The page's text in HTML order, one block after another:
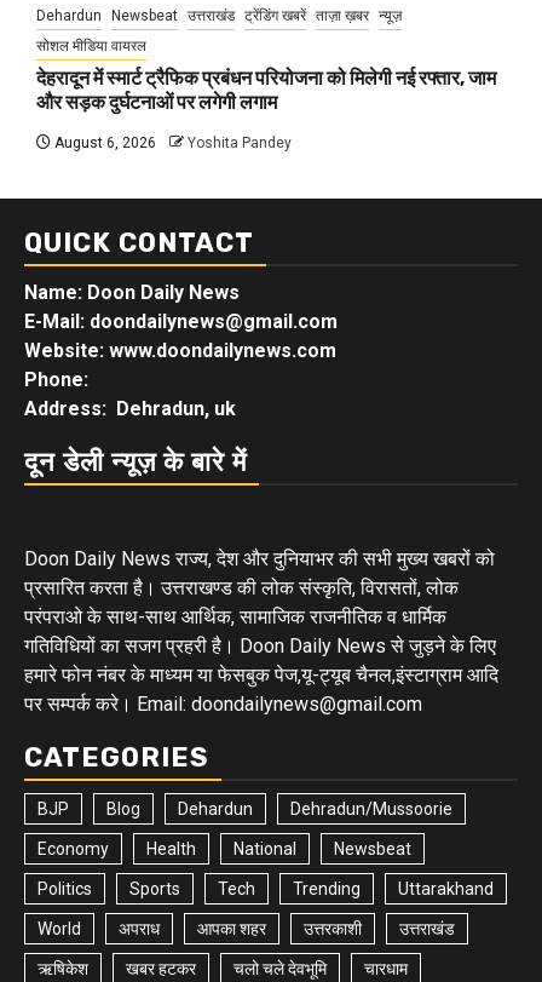
Dehardun Newsbeat उत्तराखंड ट्रेंडिंग खबरें ताज़ा ख़बर न्यूज़
सोशल मीडिया वायरल
देहरादून में स्मार्ट ट्रैफिक प्रबंधन परियोजना को मिलेगी नई रफ्तार, जाम
और सड़क दुर्घटनाओं पर लगेगी लगाम
August 6, 2026 Yoshita Pandey
QUICK CONTACT
Name: Doon Daily News
E-Mail: doondailynews@gmail.com
Website: www.doondailynews.com
Phone:
Address: Dehradun, uk
दून डेली न्यूज़ के बारे में
Doon Daily News राज्य, देश और दुनियाभर की सभी मुख्य खबरों को
प्रसारित करता है। उत्तराखण्ड की लोक संस्कृति, विरासतों, लोक
परंपराओ के साथ-साथ आर्थिक, सामाजिक राजनीतिक व धार्मिक
गतिविधियों का सजग प्रहरी है। Doon Daily News से जुड़ने के लिए
हमारे फोन नंबर के माध्यम या फेसबुक पेज,यू-ट्यूब चैनल,इंस्टाग्राम आदि
पर सम्पर्क करे। Email: doondailynews@gmail.com
CATEGORIES
BJP Blog Dehardun Dehradun/Mussoorie
Economy Health National Newsbeat
Politics Sports Tech Trending Uttarakhand
World अपराध आपका शहर उत्तरकाशी उत्तराखंड
ऋषिकेश खबर हटकर चलो चले देवभूमि चारधाम